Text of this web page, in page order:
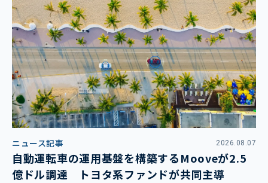
ニュース記事 2026.08.07
自動運転車の運用基盤を構築するMooveが2.5
億ドル調達 トヨタ系ファンドが共同主導